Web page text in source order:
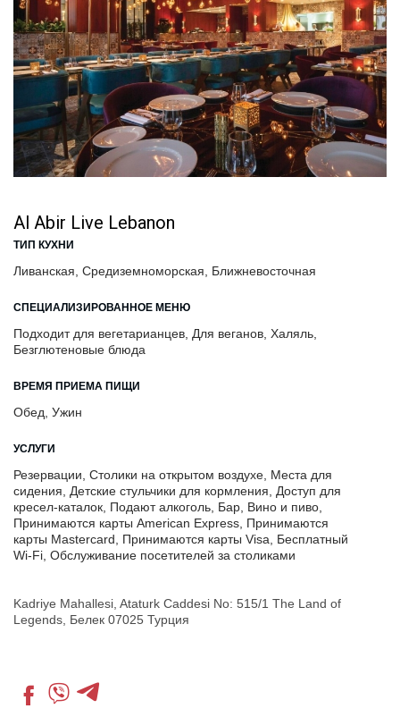
Al Abir Live Lebanon
ТИП КУХНИ
Ливанская, Средиземноморская, Ближневосточная
СПЕЦИАЛИЗИРОВАННОЕ МЕНЮ
Подходит для вегетарианцев, Для веганов, Халяль,
Безглютеновые блюда
ВРЕМЯ ПРИЕМА ПИЩИ
Обед, Ужин
УСЛУГИ
Резервации, Столики на открытом воздухе, Места для
сидения, Детские стульчики для кормления, Доступ для
кресел-каталок, Подают алкоголь, Бар, Вино и пиво,
Принимаются карты American Express, Принимаются
карты Mastercard, Принимаются карты Visa, Бесплатный
Wi-Fi, Обслуживание посетителей за столиками
Kadriye Mahallesi, Ataturk Caddesi No: 515/1 The Land of
Legends, Белек 07025 Турция